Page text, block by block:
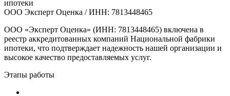
ипотеки
ООО Эксперт Оценка / ИНН: 7813448465
ООО «Эксперт Оценка» (ИНН: 7813448465) включена в
реестр аккредитованных компаний Национальной фабрики
ипотеки, что подтверждает надежность нашей организации и
высокое качество предоставляемых услуг.
Этапы работы